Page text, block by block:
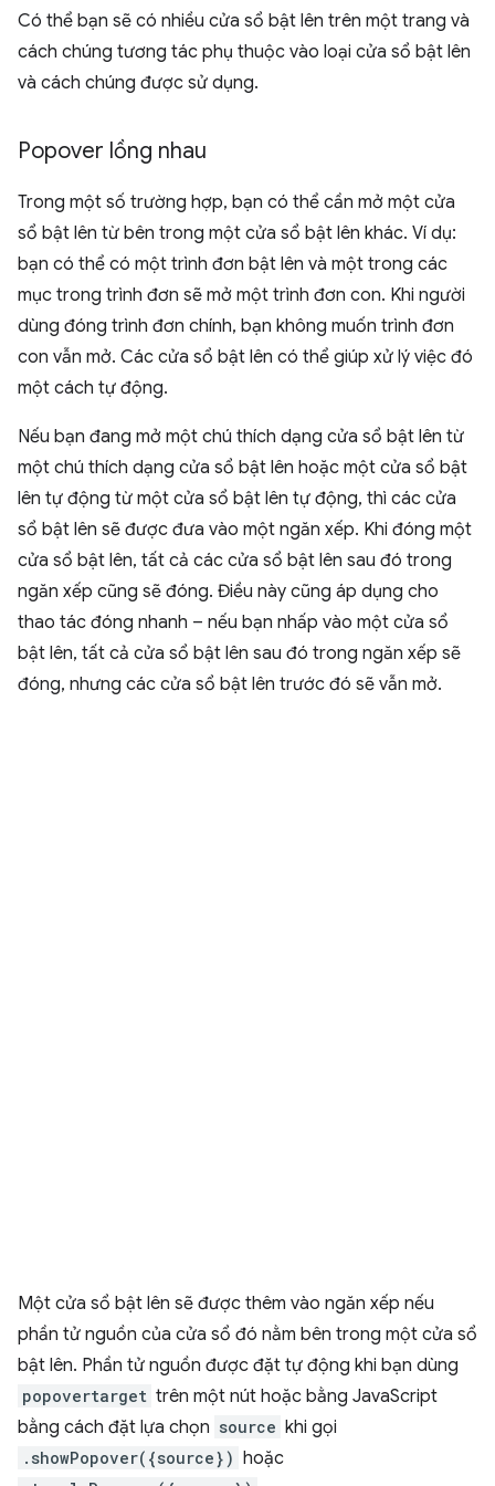
Có thể bạn sẽ có nhiều cửa sổ bật lên trên một trang và
cách chúng tương tác phụ thuộc vào loại cửa sổ bật lên
và cách chúng được sử dụng.
Popover lồng nhau
Trong một số trường hợp, bạn có thể cần mở một cửa
sổ bật lên từ bên trong một cửa sổ bật lên khác. Ví dụ:
bạn có thể có một trình đơn bật lên và một trong các
mục trong trình đơn sẽ mở một trình đơn con. Khi người
dùng đóng trình đơn chính, bạn không muốn trình đơn
con vẫn mở. Các cửa sổ bật lên có thể giúp xử lý việc đó
một cách tự động.
Nếu bạn đang mở một chú thích dạng cửa sổ bật lên từ
một chú thích dạng cửa sổ bật lên hoặc một cửa sổ bật
lên tự động từ một cửa sổ bật lên tự động, thì các cửa
sổ bật lên sẽ được đưa vào một ngăn xếp. Khi đóng một
cửa sổ bật lên, tất cả các cửa sổ bật lên sau đó trong
ngăn xếp cũng sẽ đóng. Điều này cũng áp dụng cho
thao tác đóng nhanh – nếu bạn nhấp vào một cửa sổ
bật lên, tất cả cửa sổ bật lên sau đó trong ngăn xếp sẽ
đóng, nhưng các cửa sổ bật lên trước đó sẽ vẫn mở.
Một cửa sổ bật lên sẽ được thêm vào ngăn xếp nếu
phần tử nguồn của cửa sổ đó nằm bên trong một cửa sổ
bật lên. Phần tử nguồn được đặt tự động khi bạn dùng
popovertarget trên một nút hoặc bằng JavaScript
bằng cách đặt lựa chọn source khi gọi
.showPopover({source}) hoặc